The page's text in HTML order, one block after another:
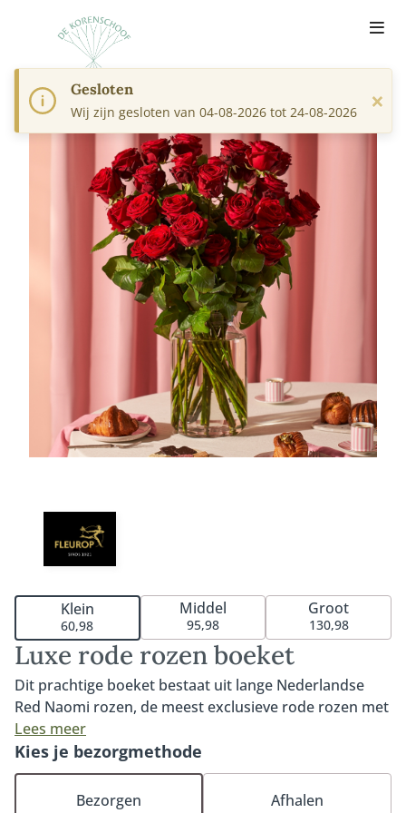
Luxe rode rozen boeket
Dit prachtige boeket bestaat uit lange Nederlandse
Red Naomi rozen, de meest exclusieve rode rozen met
een dieprode kleur, fluweelzachte blaadjes en een
grote knop met tot wel 80 bloemblaadjes. Dankzij hun
lange steel van tenminste 60cm en volle bloem zijn ze
dé favoriet voor een romantisch gebaar. Kies uit 17
Lees meer
Klein
60,98
Middel
95,98
Groot
130,98
Kies je bezorgmethode
Bezorgen Afhalen
Gesloten
Wij zijn gesloten van 04-08-2026 tot 24-08-2026 ×